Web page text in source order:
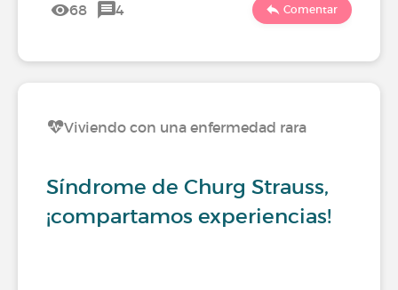
68 4 Comentar
Viviendo con una enfermedad rara
Síndrome de Churg Strauss,
¡compartamos experiencias!